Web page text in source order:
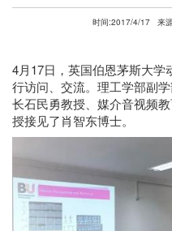
时间:2017/4/17 来
4月17日，英国伯恩茅斯大
行访问、交流。理工学部副
长石民勇教授、媒介音视频
授接见了肖智东博士。